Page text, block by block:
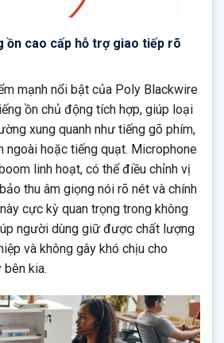
ồn cao cấp hỗ trợ giao tiếp rõ
mạnh nổi bật của Poly Blackwire
ồn chủ động tích hợp, giúp loại
xung quanh như tiếng gõ phím,
ngoài hoặc tiếng quạt. Microphone
linh hoạt, có thể điều chỉnh vị
thu âm giọng nói rõ nét và chính
cực kỳ quan trọng trong không
người dùng giữ được chất lượng
và không gây khó chịu cho
kia.